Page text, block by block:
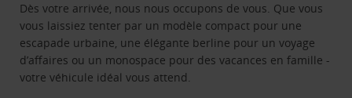
Dès votre arrivée, nous nous occupons de vous. Que vous
vous laissiez tenter par un modèle compact pour une
escapade urbaine, une élégante berline pour un voyage
d’affaires ou un monospace pour des vacances en famille -
votre véhicule idéal vous attend.